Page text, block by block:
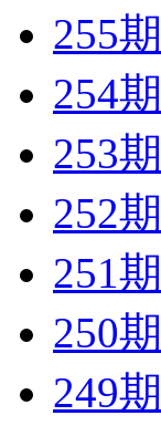
255期
254期
253期
252期
251期
250期
249期